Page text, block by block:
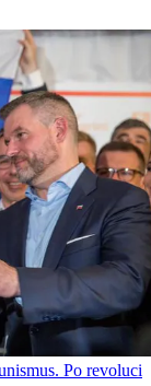
Po revoluci